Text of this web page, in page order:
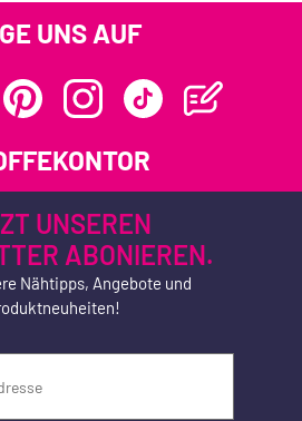
UNS AUF
UNSEREN
ABONIEREN.
Nähtipps, Angebote und